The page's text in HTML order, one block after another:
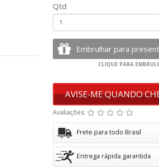
Qtd
AVISE-ME QUANDO
Avaliações:
Frete para todo Brasil
Entrega rápida garantida